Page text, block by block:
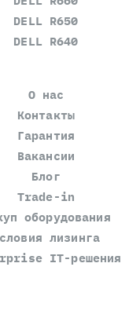
DELL R650
DELL R640
О нас
Контакты
Гарантия
Вакансии
Блог
Trade-in
оборудования
лизинга
IT-решения